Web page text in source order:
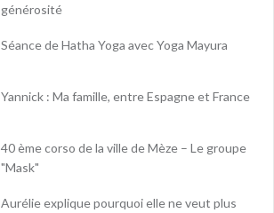
générosité
Séance de Hatha Yoga avec Yoga Mayura
Yannick : Ma famille, entre Espagne et France
40 ème corso de la ville de Mèze – Le groupe
"Mask"
Aurélie explique pourquoi elle ne veut plus